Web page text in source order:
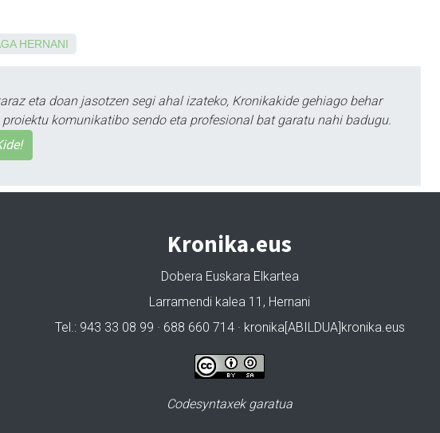
HERNANI
eta doan jasotzen segi ahal izateko, Kronikakide gehiago behar
proiektu komunikatibo sendo eta profesional bat garatu nahi badugu.
Kronika.eus
Dobera Euskara Elkartea
Larramendi kalea 11, Hernani
Tel.: 943 33 08 99 · 688 660 714 · kronika[ABILDUA]kronika.eus
Codesyntaxek garatua